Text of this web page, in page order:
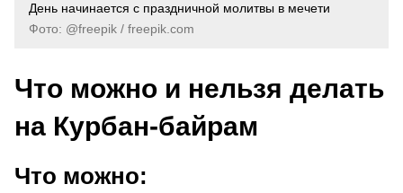
День начинается с праздничной молитвы в мечети
Фото: @freepik / freepik.com
Что можно и нельзя делать
на Курбан-байрам
Что можно: